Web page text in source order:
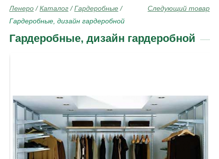
Следующий товар
Ленеро /Каталог /Гардеробные /
Гардеробные, дизайн гардеробной
Гардеробные, дизайн гардеробной